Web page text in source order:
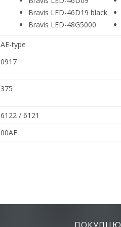
Bravis LED-46D19 black
Bravis LED-48G5000
AE-type
0917
375
6122 / 6121
00AF